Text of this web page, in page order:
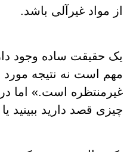
از مواد غیرآلی باشد.
یک حقیقت ساده وجود
مهم است نه نتیجه مورد
غیرمنتظره است.» اما
چیزی قصد دارید ببینید